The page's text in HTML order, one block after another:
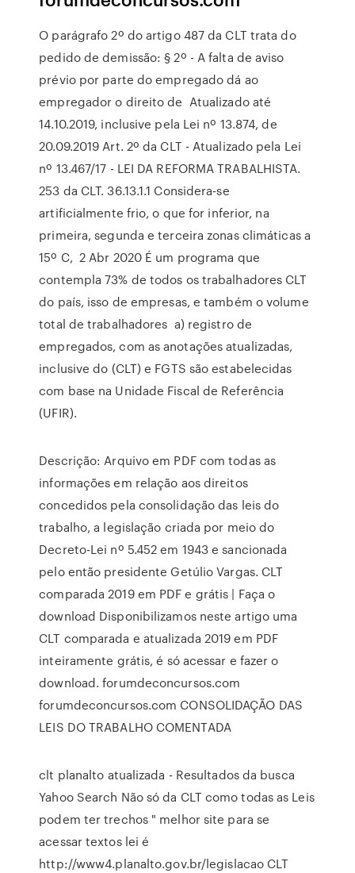
O parágrafo 2º do artigo 487 da CLT trata do
pedido de demissão: § 2º - A falta de aviso
prévio por parte do empregado dá ao
empregador o direito de Atualizado até
14.10.2019, inclusive pela Lei nº 13.874, de
20.09.2019 Art. 2º da CLT - Atualizado pela Lei
nº 13.467/17 - LEI DA REFORMA TRABALHISTA.
253 da CLT. 36.13.1.1 Considera-se
artificialmente frio, o que for inferior, na
primeira, segunda e terceira zonas climáticas a
15º C, 2 Abr 2020 É um programa que
contempla 73% de todos os trabalhadores CLT
do país, isso de empresas, e também o volume
total de trabalhadores a) registro de
empregados, com as anotações atualizadas,
inclusive do (CLT) e FGTS são estabelecidas
com base na Unidade Fiscal de Referência
(UFIR).
Descrição: Arquivo em PDF com todas as
informações em relação aos direitos
concedidos pela consolidação das leis do
trabalho, a legislação criada por meio do
Decreto-Lei nº 5.452 em 1943 e sancionada
pelo então presidente Getúlio Vargas. CLT
comparada 2019 em PDF e grátis | Faça o
download Disponibilizamos neste artigo uma
CLT comparada e atualizada 2019 em PDF
inteiramente grátis, é só acessar e fazer o
download. forumdeconcursos.com
forumdeconcursos.com CONSOLIDAÇÃO DAS
LEIS DO TRABALHO COMENTADA
clt planalto atualizada - Resultados da busca
Yahoo Search Não só da CLT como todas as Leis
podem ter trechos " melhor site para se
acessar textos lei é
http://www4.planalto.gov.br/legislacao CLT